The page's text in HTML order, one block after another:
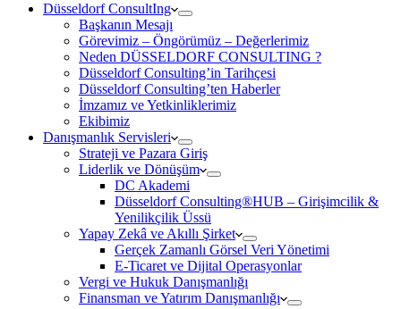
Düsseldorf ConsultIng
Başkanın Mesajı
Görevimiz – Öngörümüz – Değerlerimiz
Neden DÜSSELDORF CONSULTING ?
Düsseldorf Consulting’in Tarihçesi
Düsseldorf Consulting’ten Haberler
İmzamız ve Yetkinliklerimiz
Ekibimiz
Danışmanlık Servisleri
Strateji ve Pazara Giriş
Liderlik ve Dönüşüm
DC Akademi
Düsseldorf Consulting®HUB – Girişimcilik &
Yenilikçilik Üssü
Yapay Zekâ ve Akıllı Şirket
Gerçek Zamanlı Görsel Veri Yönetimi
E-Ticaret ve Dijital Operasyonlar
Vergi ve Hukuk Danışmanlığı
Finansman ve Yatırım Danışmanlığı